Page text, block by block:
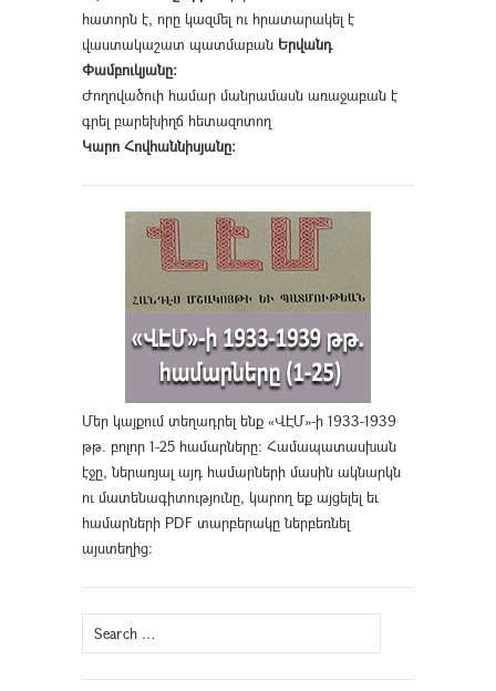
հատորն է, որը կազմել ու հրատարակել է
վաստակաշատ պատմաբան Երվանդ
Փամբուկյանը։
Ժողովածուի համար մանրամասն առաջաբան է
գրել բարեխիղճ հետազոտող
Կարո Հովհաննիսյանը։
Մեր կայքում տեղադրել ենք «ՎԷՄ»-ի 1933-1939
թթ. բոլոր 1-25 համարները։ Համապատասխան
էջը, ներառյալ այդ համարների մասին ակնարկն
ու մատենագիտությունը, կարող եք այցելել եւ
համարների PDF տարբերակը ներբեռնել
այստեղից։
Search
for: